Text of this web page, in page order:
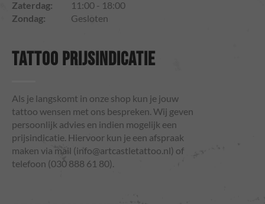
Zaterdag:
11:00 - 18:00
Zondag:
Gesloten
TATTOO PRIJSINDICATIE
Als je langskomt in onze shop kun je jouw
tattoo wensen met ons bespreken. Wij geven
persoonlijk advies en indien mogelijk een
prijsindicatie. Hiervoor kun je een afspraak
maken via mail (info@artcastletattoo.nl) of
telefoon (030 888 61 80).